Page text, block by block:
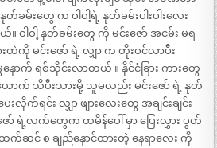
ခမ်းတွေ က ဝါဝါ့ရဲ့ နုတ်ခမ်းပါးပါးလေး
ဝါဝါ့ နုတ်ခမ်းတွေ ကို မင်းဇော် အငမ်း မရ
ထဲကို မင်းဇော် ရဲ့ လျှာ က တိုးဝင်လာပီး
ေနှောက် ရစ်သိုင်းလာတယ် ။ နိုင်ငံခြား ကားတွေ
ောက် သိပီးသားမို့ သူမလည်း မင်းဇော် ရဲ့ နုတ်
လိုက်ရင်း လျှာ ဖျားလေးတွေ အချင်းချင်း
ာ် ရဲ့လက်တွေက ထမိန်ပေါ် မှာ ပြေးလွှား ပွတ်
က်ဆင် စ ချည်နှောင်ထားတဲ့ နေရာလေး ကို